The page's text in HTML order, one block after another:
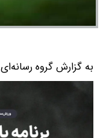
به گزارش گروه رسانه‌ای